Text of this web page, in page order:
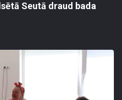
Seutā draud bada